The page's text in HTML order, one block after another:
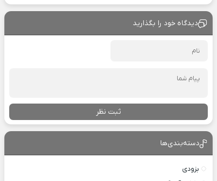
دیدگاه خود را بگذارید
ثبت نظر
دسته‌بندی‌ها
بزودی